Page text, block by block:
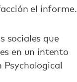
el informe.
sociales que
en un intento